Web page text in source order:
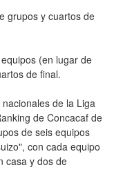
grupos y cuartos de
(en lugar de
de final.
de la Liga
de Concacaf de
de seis equipos
con cada equipo
casa y dos de